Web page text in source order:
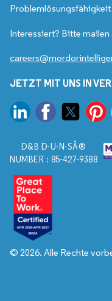
Interessiert? Bitte mailen
JETZT MIT UNS IN
D&B D-U-N-SÂ®
NUMBER : 85-427-9388
© 2026. Alle Rechte